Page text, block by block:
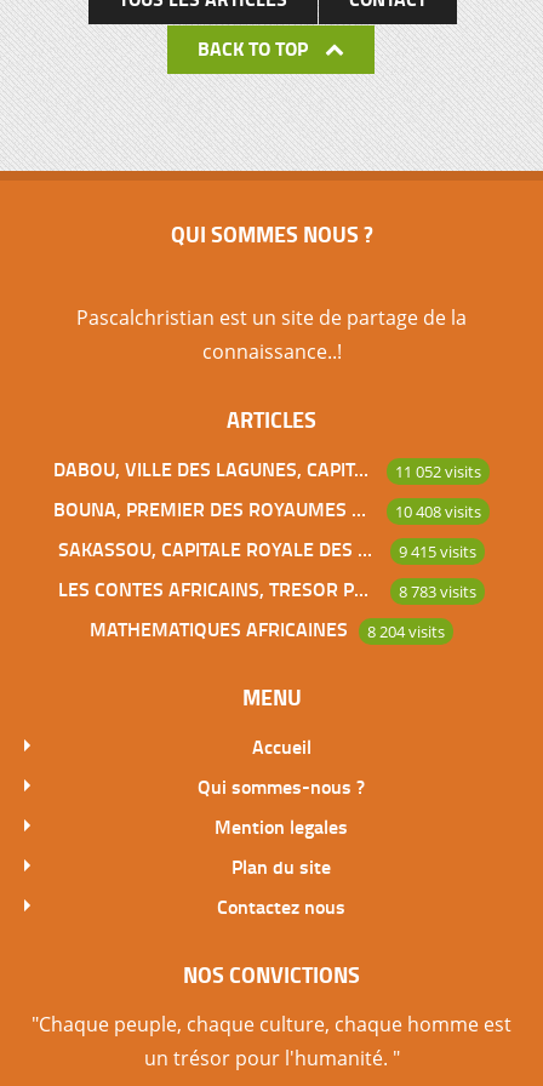
BACK TO TOP
QUI SOMMES NOUS ?
Pascalchristian est un site de partage de la
connaissance..!
ARTICLES
DABOU, VILLE DES LAGUNES, CAPITALE DES ADJOUKROU 11 052 visits
BOUNA, PREMIER DES ROYAUMES DE CÔTE D’IVOIRE 10 408 visits
SAKASSOU, CAPITALE ROYALE DES BAOULES 9 415 visits
LES CONTES AFRICAINS, TRESOR POUR L’HUMANITE 8 783 visits
MATHEMATIQUES AFRICAINES 8 204 visits
MENU
Accueil
Qui sommes-nous ?
Mention legales
Plan du site
Contactez nous
NOS CONVICTIONS
"Chaque peuple, chaque culture, chaque homme est
un trésor pour l'humanité. "